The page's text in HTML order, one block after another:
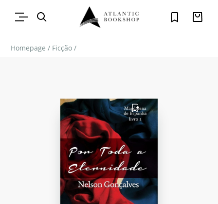
Homepage / Ficção /
FAVORITO